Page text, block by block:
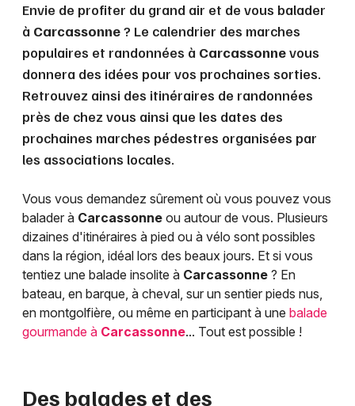
Envie de profiter du grand air et de vous balader
à Carcassonne? Le calendrier des marches
populaires et randonnées à Carcassonnevous
donnera des idées pour vos prochaines sorties.
Retrouvez ainsi des itinéraires de randonnées
près de chez vous ainsi que les dates des
prochaines marches pédestres organisées par
les associations locales.
Vous vous demandez sûrement où vous pouvez vous
balader à Carcassonne ou autour de vous. Plusieurs
dizaines d'itinéraires à pied ou à vélo sont possibles
dans la région, idéal lors des beaux jours. Et si vous
tentiez une balade insolite à Carcassonne ? En
bateau, en barque, à cheval, sur un sentier pieds nus,
en montgolfière, ou même en participant à une balade
gourmande à Carcassonne... Tout est possible !
Des balades et des